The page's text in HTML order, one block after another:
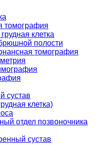
томография
клетка
полости
томография
сустав
клетка)
отдел позвоночника
сустав